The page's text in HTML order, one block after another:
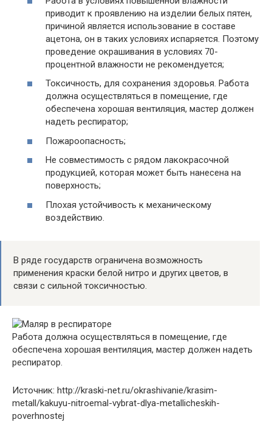
приводит к проявлению на изделии белых пятен,
причиной является использование в составе
ацетона, он в таких условиях испаряется. Поэтому
проведение окрашивания в условиях 70-
процентной влажности не рекомендуется;
Токсичность, для сохранения здоровья. Работа
должна осуществляться в помещение, где
обеспечена хорошая вентиляция, мастер должен
надеть респиратор;
Пожароопасность;
Не совместимость с рядом лакокрасочной
продукцией, которая может быть нанесена на
поверхность;
Плохая устойчивость к механическому
воздействию.
В ряде государств ограничена возможность
применения краски белой нитро и других цветов, в
связи с сильной токсичностью.
Работа должна осуществляться в помещение, где
обеспечена хорошая вентиляция, мастер должен надеть
респиратор.
Источник: http://kraski-net.ru/okrashivanie/krasim-
metall/kakuyu-nitroemal-vybrat-dlya-metallicheskih-
poverhnostej